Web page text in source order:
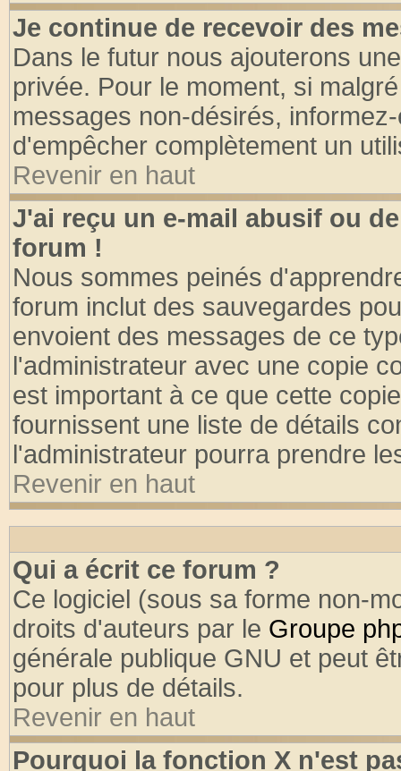
Je continue de recevoir des
Dans le futur nous ajouterons
privée. Pour le moment, si
messages non-désirés,
d'empêcher complètement un
Revenir en haut
J'ai reçu un e-mail abusif ou
forum !
Nous sommes peinés
forum inclut des sauvegardes
envoient des messages de ce
l'administrateur avec une copie
est important à ce que cette
fournissent une liste de détails
l'administrateur pourra prendre
Revenir en haut
Qui a écrit ce forum ?
Ce logiciel (sous sa forme non-
droits d'auteurs par le Groupe
générale publique GNU et peut
pour plus de détails.
Revenir en haut
Pourquoi la fonction X n'est